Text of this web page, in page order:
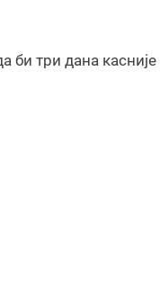
би три дана касније